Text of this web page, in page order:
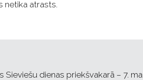
netika atrasts.
Sieviešu dienas priekšvakarā – 7.